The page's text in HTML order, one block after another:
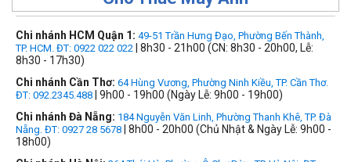
Chi nhánh HCM Quận 1: 49-51 Trần Hưng Đạo, Phường Bến Thành,
TP. HCM. ĐT: 0922 022 022 | 8h30 - 21h00 (CN: 8h30 - 20h00, Lễ:
8h30 - 17h30)
Chi nhánh Cần Thơ: 64 Hùng Vương, Phường Ninh Kiều, TP. Cần Thơ.
ĐT: 092.2345.488 | 9h00 - 19h00 (Ngày Lễ: 9h00 - 19h00)
Chi nhánh Đà Nẵng: 184 Nguyễn Văn Linh, Phường Thanh Khê, TP. Đà
Nẵng. ĐT: 0927 28 5678 | 8h00 - 20h00 (Chủ Nhật & Ngày Lễ: 9h00 -
18h00)